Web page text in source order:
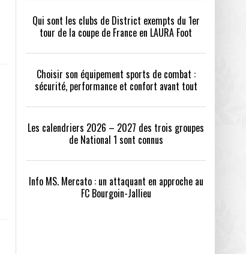
Qui sont les clubs de District exempts du 1er
tour de la coupe de France en LAURA Foot
Choisir son équipement sports de combat :
sécurité, performance et confort avant tout
Les calendriers 2026 – 2027 des trois groupes
de National 1 sont connus
Info MS. Mercato : un attaquant en approche au
FC Bourgoin-Jallieu